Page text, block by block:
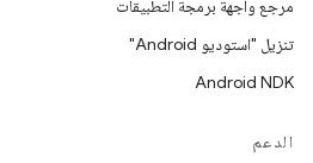
مرجع واجهة برمجة التطبيقات
تنزيل "استوديو Android"
Android NDK
الدعم